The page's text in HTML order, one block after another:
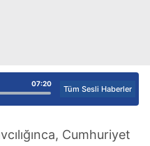
07:20
Tüm Sesli Haberler
Cumhuriyet